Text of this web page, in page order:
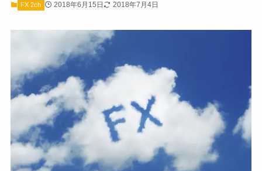
FX 2ch 2018年6月15日 2018年7月4日